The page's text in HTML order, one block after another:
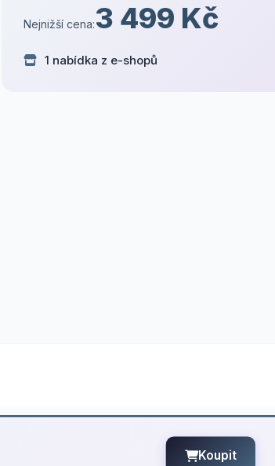
Nejnižší cena:3 499 Kč
1 nabídka z e-shopů
Koupit